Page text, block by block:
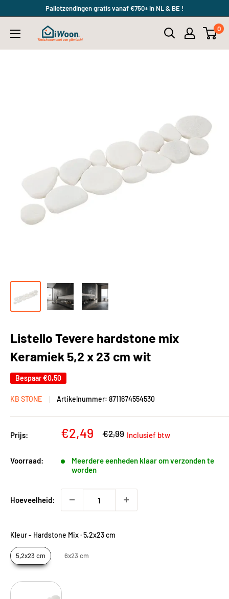
content
Palletzendingen gratis vanaf €750+ in NL & BE !
iWoon.nl 0
Listello Tevere hardstone mix
Keramiek 5,2 x 23 cm wit
Bespaar€0,50
KB STONE Artikelnummer: 8711674554530
Prijs: Kortingsprijs
€2,49 Adviesprijs
€2,99 Inclusief btw
Voorraad:
Meerdere eenheden klaar om verzonden te
worden
Hoeveelheid:
Kleur- Hardstone Mix · 5,2x23 cm
5,2x23 cm 6x23 cm